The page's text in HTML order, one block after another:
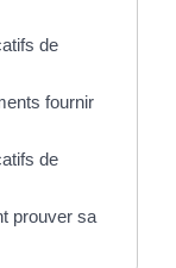
de
fournir
de
prouver sa